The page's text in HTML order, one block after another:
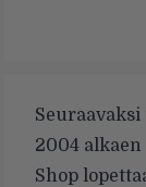
2004
Shop